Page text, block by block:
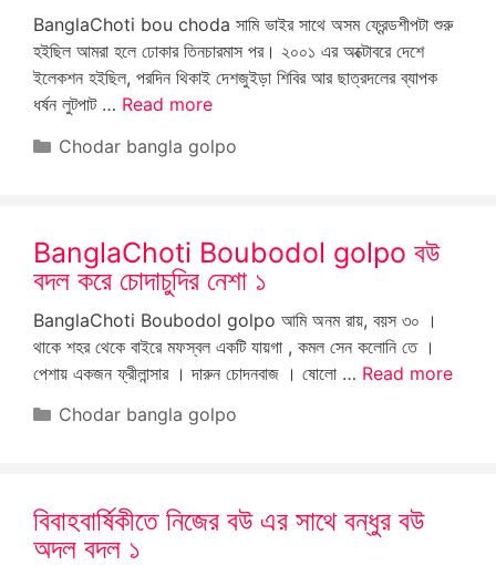
BanglaChoti bou choda সামি ভাইর সাথে অসম ফ্রেন্ডশীপটা শুরু
হইছিল আমরা হলে ঢোকার তিনচারমাস পর। ২০০১ এর অক্টোবরে দেশে
ইলেকশন হইছিল, পরদিন থিকাই দেশজুইড়া শিবির আর ছাত্রদলের ব্যাপক
ধর্ষন লুটপাট … Read more
Categories
Chodar bangla golpo
BanglaChoti Boubodol golpo বউ
বদল করে চোদাচুদির নেশা ১
BanglaChoti Boubodol golpo আমি অনম রায়, বয়স ৩০ ।
থাকে শহর থেকে বাইরে মফস্বল একটি যায়গা , কমল সেন কলোনি তে ।
পেশায় একজন ফ্রীলান্সার । দারুন চোদনবাজ । ষোলো … Read more
Categories
Chodar bangla golpo
বিবাহবার্ষিকীতে নিজের বউ এর সাথে বন্ধুর বউ
অদল বদল ১